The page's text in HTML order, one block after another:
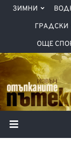
ЗИМНИ
ГРАДСКИ
ОЩЕ